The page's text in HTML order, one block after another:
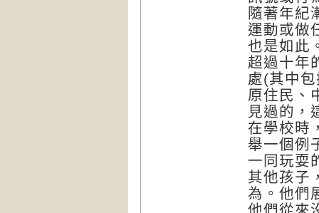
隨著年紀
運動或做
也是如此
超過十年
處(其中
原住民、
見過的，
在學校時
舉一個例
一同玩耍
其他孩子
為。他們